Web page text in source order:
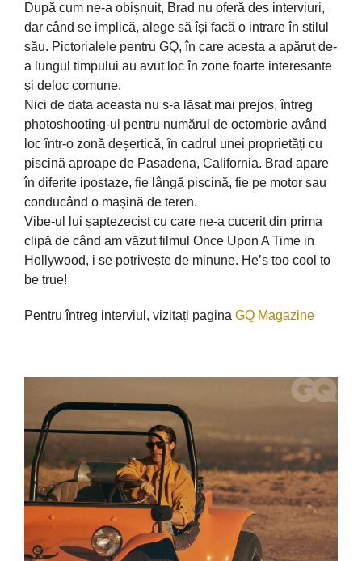
După cum ne-a obișnuit, Brad nu oferă des interviuri,
dar când se implică, alege să își facă o intrare în stilul
său. Pictorialele pentru GQ, în care acesta a apărut de-
a lungul timpului au avut loc în zone foarte interesante
și deloc comune.
Nici de data aceasta nu s-a lăsat mai prejos, întreg
photoshooting-ul pentru numărul de octombrie având
loc într-o zonă deșertică, în cadrul unei proprietăți cu
piscină aproape de Pasadena, California. Brad apare
în diferite ipostaze, fie lângă piscină, fie pe motor sau
conducând o mașină de teren.
Vibe-ul lui șaptezecist cu care ne-a cucerit din prima
clipă de când am văzut filmul Once Upon A Time in
Hollywood, i se potrivește de minune. He’s too cool to
be true!
Pentru întreg interviul, vizitați pagina GQ Magazine